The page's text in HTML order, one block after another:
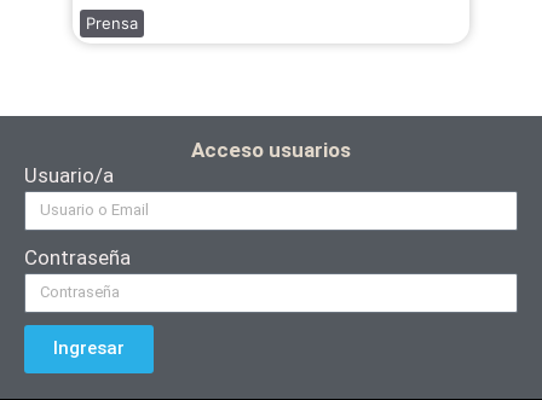
Prensa
Acceso usuarios
Usuario/a
Contraseña
Ingresar